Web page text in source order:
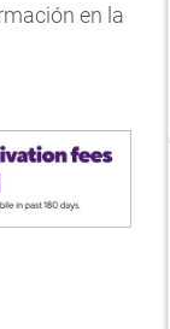
en la